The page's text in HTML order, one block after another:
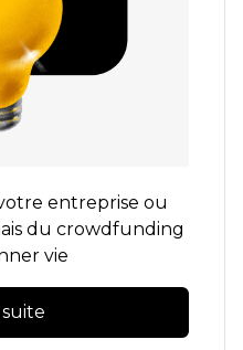
entreprise ou
du crowdfunding
vie